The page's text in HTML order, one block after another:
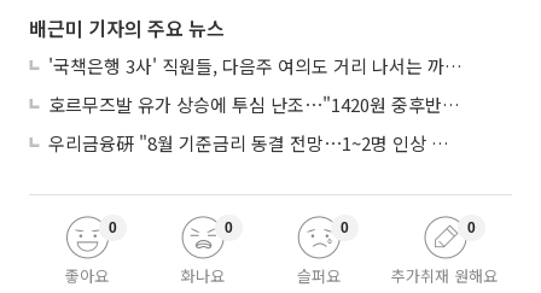
배근미 기자의 주요 뉴스
'국책은행 3사' 직원들, 다음주 여의도 거리 나서는 까닭은
호르무즈발 유가 상승에 투심 난조⋯"1420원 중후반 등락"
우리금융硏 "8월 기준금리 동결 전망⋯1~2명 인상 소수의견 낼 것"
좋아요
0
화나요
0
슬퍼요
0
추가취재 원해요
0